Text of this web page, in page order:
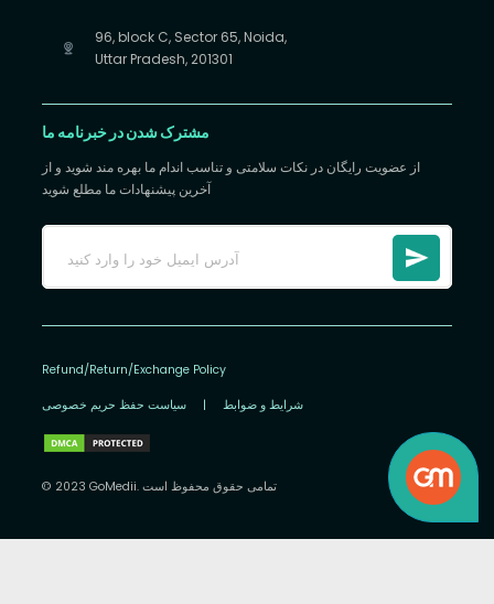
96, block C, Sector 65, Noida,
Uttar Pradesh, 201301
مشترک شدن در خبرنامه ما
از عضویت رایگان در نکات سلامتی و تناسب اندام ما بهره مند شوید و از
آخرین پیشنهادات ما مطلع شوید
Refund/Return/Exchange Policy
سیاست حفظ حریم خصوصی | شرایط و ضوابط
© 2023 GoMedii. تمامی حقوق محفوظ است